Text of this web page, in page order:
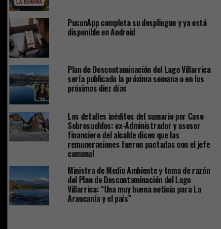
PuconApp completa su despliegue y ya está
disponible en Android
Plan de Descontaminación del Lago Villarrica
sería publicado la próxima semana o en los
próximos diez días
Los detalles inéditos del sumario por Caso
Sobresueldos: ex-Administrador y asesor
financiero del alcalde dicen que las
remuneraciones fueron pactadas con el jefe
comunal
Ministra de Medio Ambiente y toma de razón
del Plan de Descontaminación del Lago
Villarrica: “Una muy buena noticia para La
Araucanía y el país”